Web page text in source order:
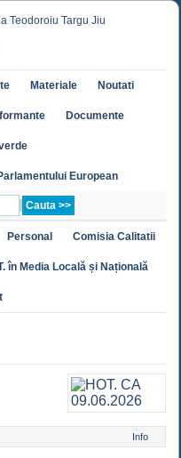
Materiale Noutati
Documente
European
Personal Comisia Calitatii
în Media Locală și Națională
Info